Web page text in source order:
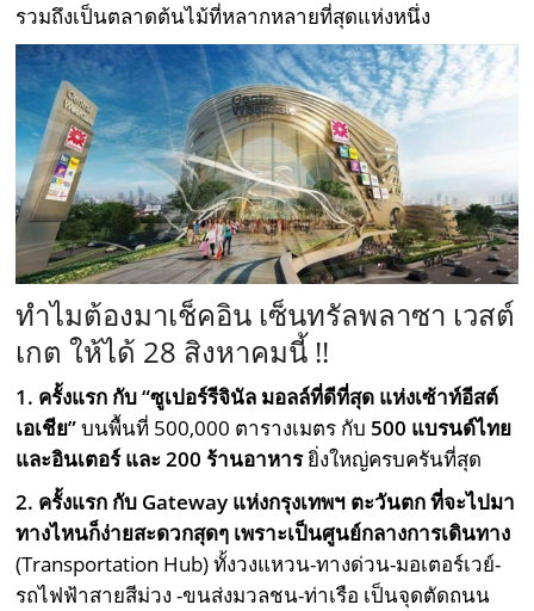
รวมถึงเป็นตลาดต้นไม้ที่หลากหลายที่สุดแห่งหนึ่ง
ทำไมต้องมาเช็คอิน เซ็นทรัลพลาซา เวสต์
เกต ให้ได้ 28 สิงหาคมนี้ !!
1. ครั้งแรก กับ “ซูเปอร์รีจินัล มอลล์ที่ดีที่สุด แห่งเซ้าท์อีสต์
เอเชีย”บนพื้นที่ 500,000 ตารางเมตร กับ 500 แบรนด์ไทย
และอินเตอร์ และ 200 ร้านอาหารยิ่งใหญ่ครบครันที่สุด
2. ครั้งแรก กับ Gateway แห่งกรุงเทพฯ ตะวันตกที่จะไปมา
ทางไหนก็ง่ายสะดวกสุดๆ เพราะเป็นศูนย์กลางการเดินทาง
(Transportation Hub) ทั้งวงแหวน-ทางด่วน-มอเตอร์เวย์-
รถไฟฟ้าสายสีม่วง -ขนส่งมวลชน-ท่าเรือ เป็นจุดตัดถนน